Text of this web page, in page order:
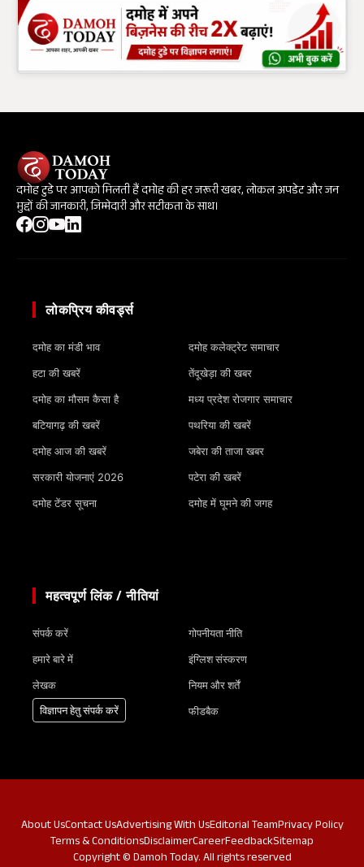
दमोह टुडे पर आपको मिलती हैं दमोह की हर जरूरी खबर, लोकल अपडेट और जन
मुद्दों की जानकारी, जिम्मेदारी और सटीकता के साथ।
लोकप्रिय कीवर्ड्स
दमोह का मंडी भाव
हटा की खबरें
दमोह का मौसम कैसा है
बटियागढ़ की खबरें
दमोह आज की खबरें
सरकारी योजनाएं 2026
दमोह टेंडर सूचना
दमोह कलेक्ट्रेट समाचार
तेंदूखेड़ा की खबर
मध्य प्रदेश रोजगार समाचार
पथरिया की खबरें
जबेरा की ताजा खबर
पटेरा की खबरें
दमोह में घूमने की जगह
महत्वपूर्ण लिंक / नीतियां
संपर्क करें
हमारे बारे में
लेखक
विज्ञापन हेतु संपर्क करें
गोपनीयता नीति
इंग्लिश संस्करण
नियम और शर्तें
फीडबैक
Copyright © Damoh Today. All rights reserved
About UsContact UsAdvertising With UsEditorial TeamPrivacy Policy
Terms & ConditionsDisclaimerCareerFeedbackSitemap